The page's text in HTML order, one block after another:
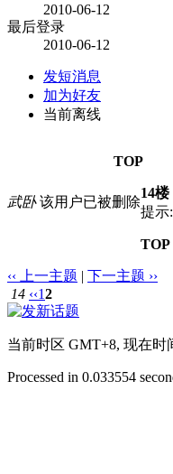
2010-06-12
最后登录
2010-06-12
发短消息
加为好友
当前离线
TOP
武卧该用户已被删除
14楼
提示:
TOP
‹‹ 上一主题 | 下一主题 ››
14 ‹‹12
当前时区 GMT+8, 现在时
Processed in 0.033554